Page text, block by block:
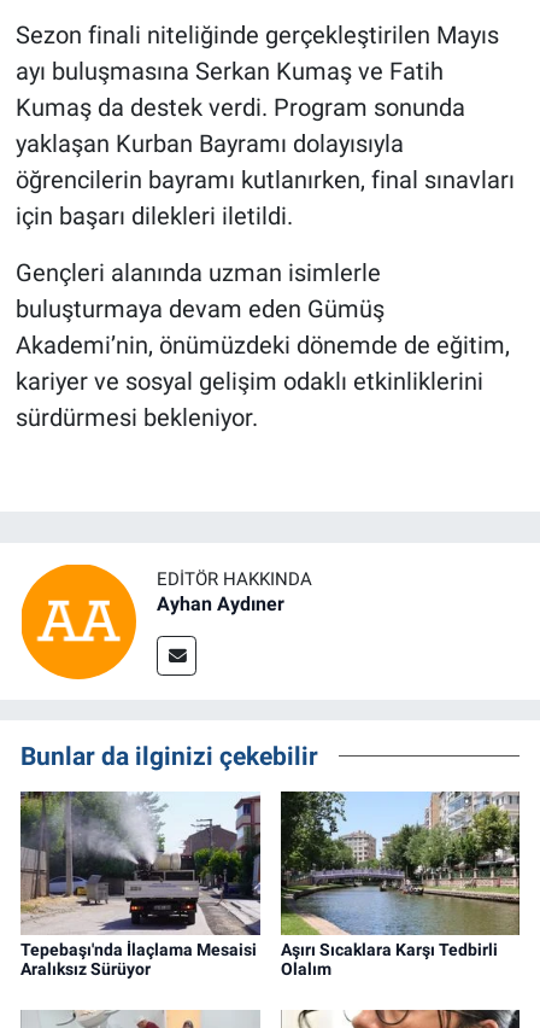
Sezon finali niteliğinde gerçekleştirilen Mayıs
ayı buluşmasına Serkan Kumaş ve Fatih
Kumaş da destek verdi. Program sonunda
yaklaşan Kurban Bayramı dolayısıyla
öğrencilerin bayramı kutlanırken, final sınavları
için başarı dilekleri iletildi.
Gençleri alanında uzman isimlerle
buluşturmaya devam eden Gümüş
Akademi’nin, önümüzdeki dönemde de eğitim,
kariyer ve sosyal gelişim odaklı etkinliklerini
sürdürmesi bekleniyor.
EDITÖR HAKKINDA
Ayhan Aydıner
Bunlar da ilginizi çekebilir
Tepebaşı'nda İlaçlama Mesaisi
Aralıksız Sürüyor
Aşırı Sıcaklara Karşı Tedbirli
Olalım